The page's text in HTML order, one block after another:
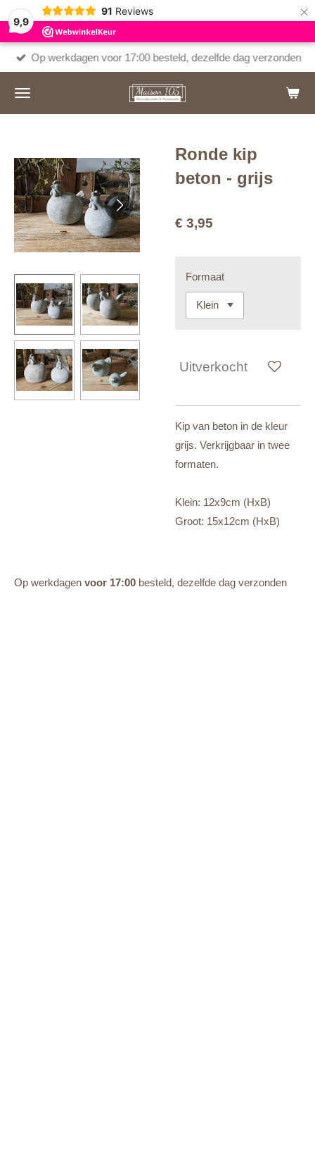
9,9
91 Reviews ×
Op werkdagen voor 17:00 besteld, dezelfde dag verzonden
Ronde kip
beton - grijs
€ 3,95
Formaat
Uitverkocht
Kip van beton in de kleur
grijs. Verkrijgbaar in twee
formaten.
Klein: 12x9cm (HxB)
Groot: 15x12cm (HxB)
Op werkdagen voor 17:00 besteld, dezelfde dag verzonden